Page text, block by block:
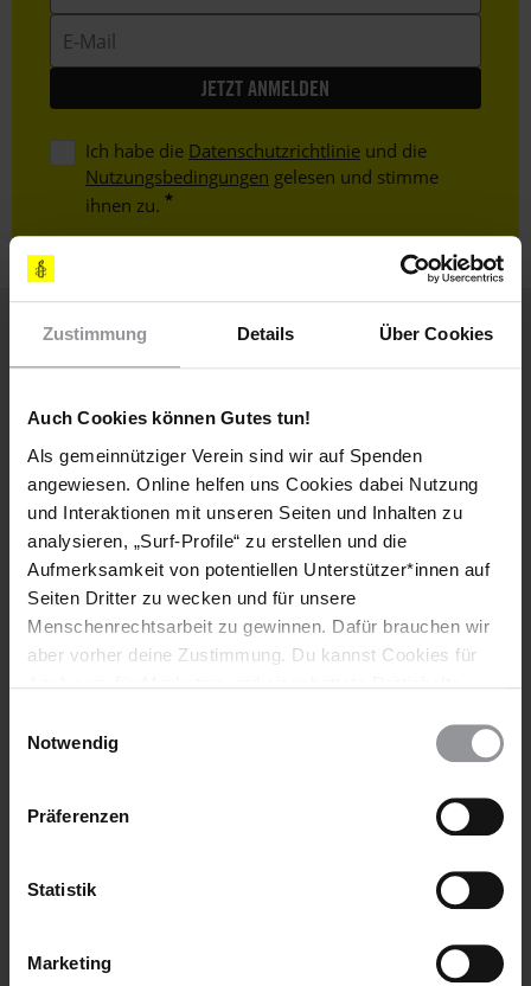
Zustimmung Details Über Cookies
Auch Cookies können Gutes tun!
Als gemeinnütziger Verein sind wir auf Spenden
angewiesen. Online helfen uns Cookies dabei Nutzung
und Interaktionen mit unseren Seiten und Inhalten zu
analysieren, „Surf-Profile“ zu erstellen und die
Aufmerksamkeit von potentiellen Unterstützer*innen auf
Seiten Dritter zu wecken und für unsere
Menschenrechtsarbeit zu gewinnen. Dafür brauchen wir
aber vorher deine Zustimmung. Du kannst Cookies für
wieder ändern. Diesen Banner kannst Du über den Link
Notwendig
Präferenzen
Statistik
Marketing
Mail
Ich habe die Datenschutzrichtlinie und die
Nutzungsbedingungen gelesen und stimme
ihnen zu.
Weitere Artikel
Zwangsverheiratung in Afghanistan: Wie ein neues
Die Taliban haben in Afghanistan ein Gesetz erlassen, das
Mädchen den Ausweg aus Zwangsehen nahezu unmöglich
macht.